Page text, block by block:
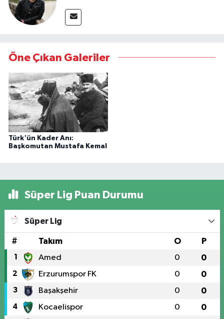
Öne Çıkan Galeriler
Türk'ün Kader Anı:
Başkomutan Mustafa Kemal
Süper Lig Puan Durumu
Süper Lig
# Takım O P
1 Amed 0 0
2 Erzurumspor FK 0 0
3 Başakşehir 0 0
4 Kocaelispor 0 0